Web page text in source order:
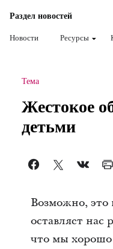
Раздел новостей
Новости Ресурсы
Тема
Жестокое
детьми
Возможно, это
оставляет нас
что мы